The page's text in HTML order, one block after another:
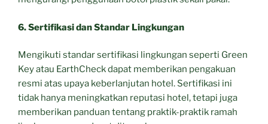
6. Sertifikasi dan Standar Lingkungan
Mengikuti standar sertifikasi lingkungan seperti Green
Key atau EarthCheck dapat memberikan pengakuan
resmi atas upaya keberlanjutan hotel. Sertifikasi ini
tidak hanya meningkatkan reputasi hotel, tetapi juga
memberikan panduan tentang praktik-praktik ramah